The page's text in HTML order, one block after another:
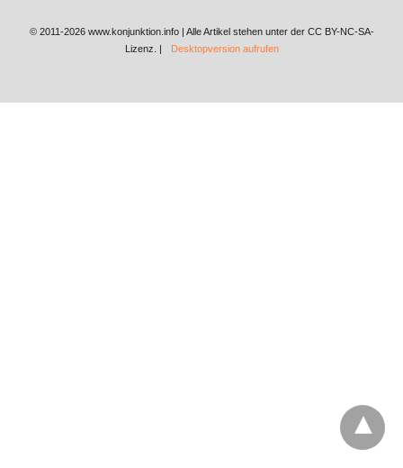
© 2011-2026 www.konjunktion.info | Alle Artikel stehen unter der CC BY-NC-SA-
Lizenz. |
Desktopversion aufrufen